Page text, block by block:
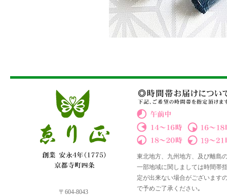
〒604-8043
東北地方、九州地方、及び離島
一部地域に関しましては時間帯
定が出来ない場合がございます
で予めご了承ください｡